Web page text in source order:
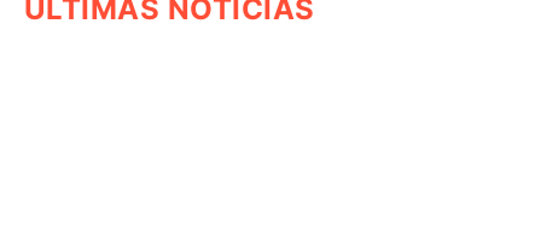
ÚLTIMAS NOTICIAS